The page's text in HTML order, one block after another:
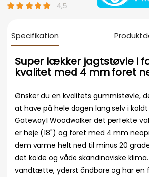
Specifikation
Super lækker jagtstøvle i
kvalitet med 4 mm foret
Ønsker du en kvalitets gummistøvle,
at have på hele dagen lang selv i koldt
Gateway1 Woodwalker det perfekte
er høje (18") og foret med 4 mm
dem varme helt ned til minus 20
det kolde og våde skandinaviske klima.
vandtætte, yderst åndbare og har en